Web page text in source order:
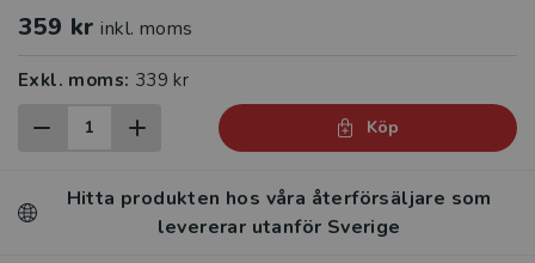
359 kr inkl. moms
Exkl. moms: 339 kr
Köp
Hitta produkten hos våra återförsäljare som
levererar utanför Sverige